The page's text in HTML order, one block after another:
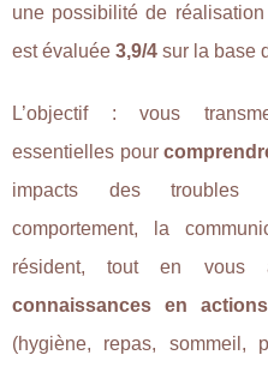
une possibilité de réalisation
est évaluée 3,9/4 sur la base
L’objectif : vous
essentielles pour
impacts des troubles
comportement, la
résident, tout en
connaissances en
(hygiène, repas, sommeil,